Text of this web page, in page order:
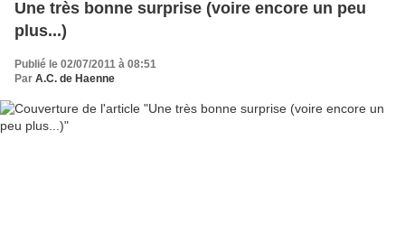
Une très bonne surprise (voire encore un peu
plus...)
Publié le 02/07/2011 à 08:51
Par A.C. de Haenne